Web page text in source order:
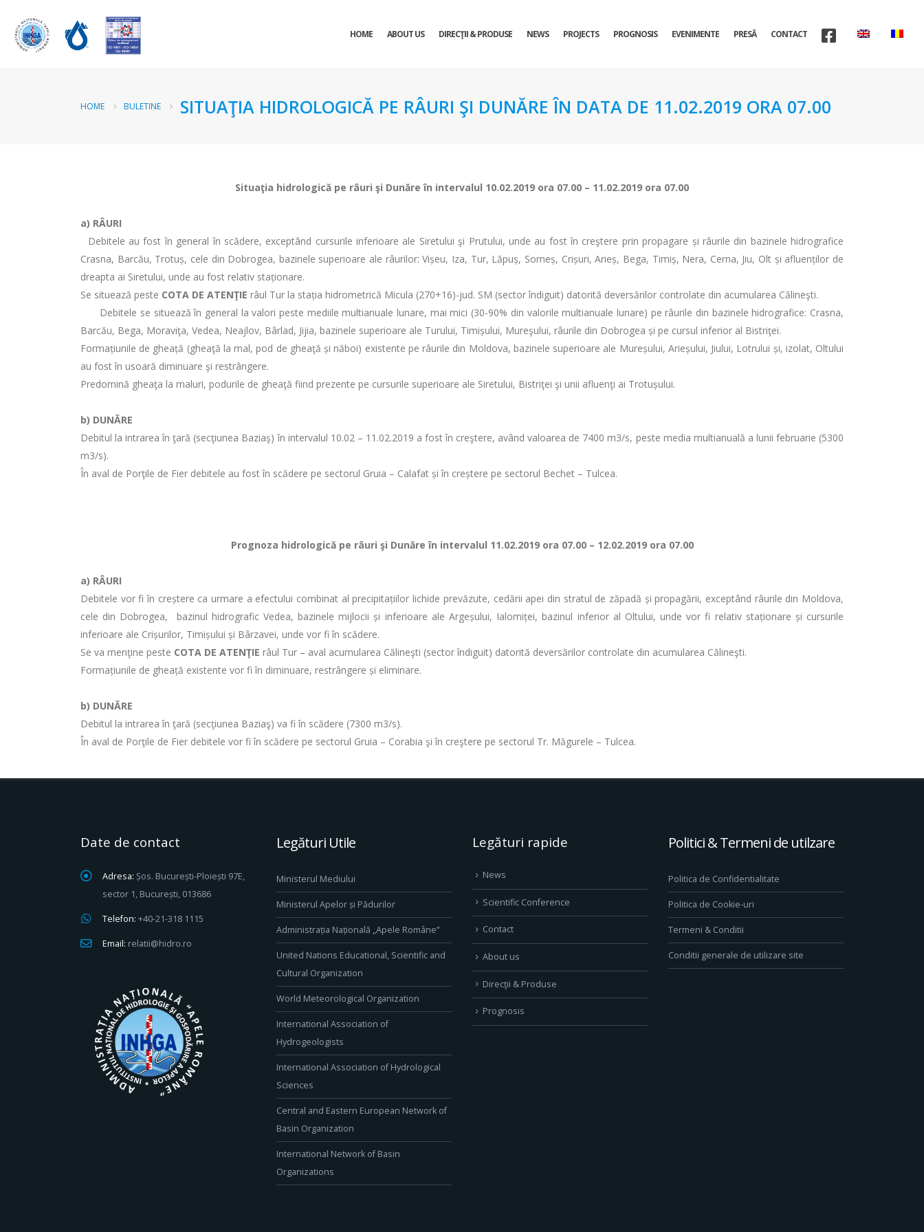
HOME ABOUT US DIRECŢII & PRODUSE NEWS PROJECTS PROGNOSIS EVENIMENTE PRESĂ CONTACT
HOME BULETINE SITUAŢIA HIDROLOGICĂ PE RÂURI ŞI DUNĂRE ÎN DATA DE 11.02.2019 ORA 07.00
Situaţia hidrologică pe râuri şi Dunăre în intervalul 10.02.2019 ora 07.00 – 11.02.2019 ora 07.00
a) RÂURI
Debitele au fost în general în scădere, exceptând cursurile inferioare ale Siretului şi Prutului, unde au fost în creştere prin propagare și râurile din bazinele hidrografice
Crasna, Barcău, Trotuș, cele din Dobrogea, bazinele superioare ale râurilor: Vișeu, Iza, Tur, Lăpuș, Someș, Crișuri, Arieș, Bega, Timiș, Nera, Cerna, Jiu, Olt și afluenților de
dreapta ai Siretului, unde au fost relativ staționare.
Se situează peste COTA DE ATENŢIE râul Tur la stația hidrometrică Micula (270+16)-jud. SM (sector îndiguit) datorită deversărilor controlate din acumularea Călineşti.
Debitele se situează în general la valori peste mediile multianuale lunare, mai mici (30-90% din valorile multianuale lunare) pe râurile din bazinele hidrografice: Crasna,
Barcău, Bega, Moraviţa, Vedea, Neajlov, Bârlad, Jijia, bazinele superioare ale Turului, Timișului, Mureşului, râurile din Dobrogea și pe cursul inferior al Bistriţei.
Formațiunile de gheață (gheaţă la mal, pod de gheaţă și năboi) existente pe râurile din Moldova, bazinele superioare ale Mureșului, Arieșului, Jiului, Lotrului și, izolat, Oltului
au fost în usoară diminuare şi restrângere.
Predomină gheaţa la maluri, podurile de gheaţă fiind prezente pe cursurile superioare ale Siretului, Bistriţei şi unii afluenţi ai Trotușului.
b) DUNĂRE
Debitul la intrarea în ţară (secţiunea Baziaş) în intervalul 10.02 – 11.02.2019 a fost în creştere, având valoarea de 7400 m3/s, peste media multianuală a lunii februarie (5300
m3/s).
În aval de Porţile de Fier debitele au fost în scădere pe sectorul Gruia – Calafat și în creștere pe sectorul Bechet – Tulcea.
Prognoza hidrologică pe râuri şi Dunăre în intervalul 11.02.2019 ora 07.00 – 12.02.2019 ora 07.00
a) RÂURI
Debitele vor fi în creștere ca urmare a efectului combinat al precipitațiilor lichide prevăzute, cedării apei din stratul de zăpadă și propagării, exceptând râurile din Moldova,
cele din Dobrogea, bazinul hidrografic Vedea, bazinele mijlocii și inferioare ale Argeșului, Ialomiței, bazinul inferior al Oltului, unde vor fi relativ staționare și cursurile
inferioare ale Crișurilor, Timișului și Bârzavei, unde vor fi în scădere.
Se va menţine peste COTA DE ATENŢIE râul Tur – aval acumularea Călineşti (sector îndiguit) datorită deversărilor controlate din acumularea Călineşti.
Formațiunile de gheață existente vor fi în diminuare, restrângere și eliminare.
b) DUNĂRE
Debitul la intrarea în ţară (secţiunea Baziaş) va fi în scădere (7300 m3/s).
În aval de Porţile de Fier debitele vor fi în scădere pe sectorul Gruia – Corabia şi în creştere pe sectorul Tr. Măgurele – Tulcea.
Date de contact
Adresa: Șos. București-Ploiești 97E,
sector 1, București, 013686
Telefon: +40-21-318 1115
Email: relatii@hidro.ro
Legături Utile
Ministerul Mediului
Ministerul Apelor și Pădurilor
Administrația Națională „Apele Române”
United Nations Educational, Scientific and
Cultural Organization
World Meteorological Organization
International Association of
Hydrogeologists
International Association of Hydrological
Sciences
Central and Eastern European Network of
Basin Organization
International Network of Basin
Organizations
Legături rapide
News
Scientific Conference
Contact
About us
Direcţii & Produse
Prognosis
Politici & Termeni de utilzare
Politica de Confidentialitate
Politica de Cookie-uri
Termeni & Conditii
Conditii generale de utilizare site